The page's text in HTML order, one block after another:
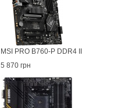
MSI PRO B760-P DDR4 II
5 870 грн